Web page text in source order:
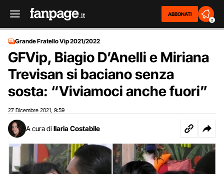
ABBONATI
2
Grande Fratello Vip 2021/2022
GFVip, Biagio D’Anelli e Miriana
Trevisan si baciano senza
sosta: “Viviamoci anche fuori”
27 Dicembre 2021 9:59
A cura di Ilaria Costabile